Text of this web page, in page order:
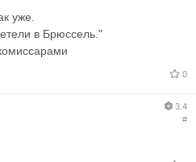
уже.
в Брюссель."
0
3.4
#